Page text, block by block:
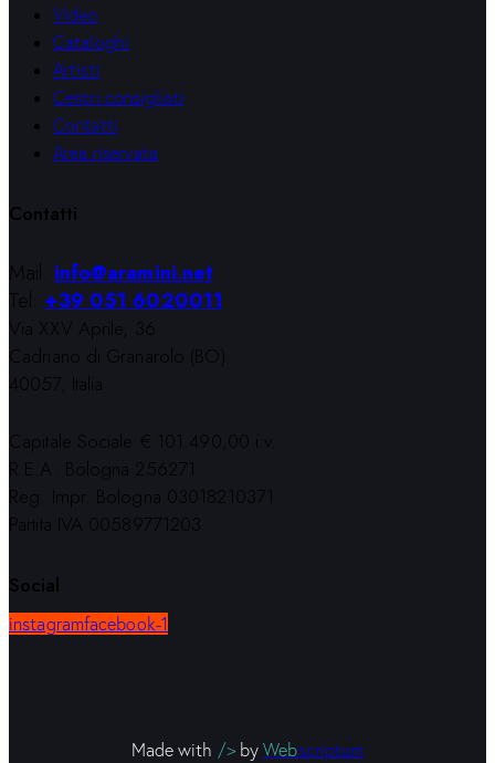
Video
Cataloghi
Artisti
Centri consigliati
Contatti
Area riservata
Contatti
Mail:info@aramini.net
Tel:+39 051 6020011
Via XXV Aprile, 36
Cadriano di Granarolo (BO)
40057, Italia
Capitale Sociale € 101.490,00 i.v.
R.E.A. Bologna 256271
Reg. Impr. Bologna 03018210371
Partita IVA 00589771203
Social
instagramfacebook-1
Made with />byWebscriptum